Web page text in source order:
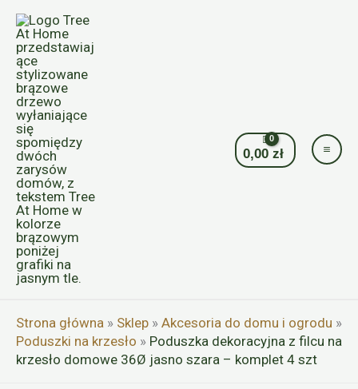
Przejdź
treści
0,00zł
Strona główna » Sklep » Akcesoria do domu i ogrodu »
Poduszki na krzesło » Poduszka dekoracyjna z filcu na
krzesło domowe 36Ø jasno szara – komplet 4 szt